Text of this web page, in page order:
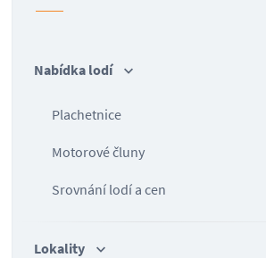
Nabídka lodí
Plachetnice
Motorové čluny
Srovnání lodí a cen
Lokality